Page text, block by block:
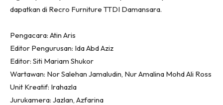
Impiana Makeover
Makeover Ruang Selebriti
Destinasi
Hotel
dapatkan di Recro Furniture TTDI Damansara.
Pengacara: Atin Aris
Editor Pengurusan: Ida Abd Aziz
Editor: Siti Mariam Shukor
Wartawan: Nor Salehan Jamaludin, Nur Amalina Mohd Ali Ross
Unit Kreatif: Irahazla
Jurukamera: Jazlan, Azfarina